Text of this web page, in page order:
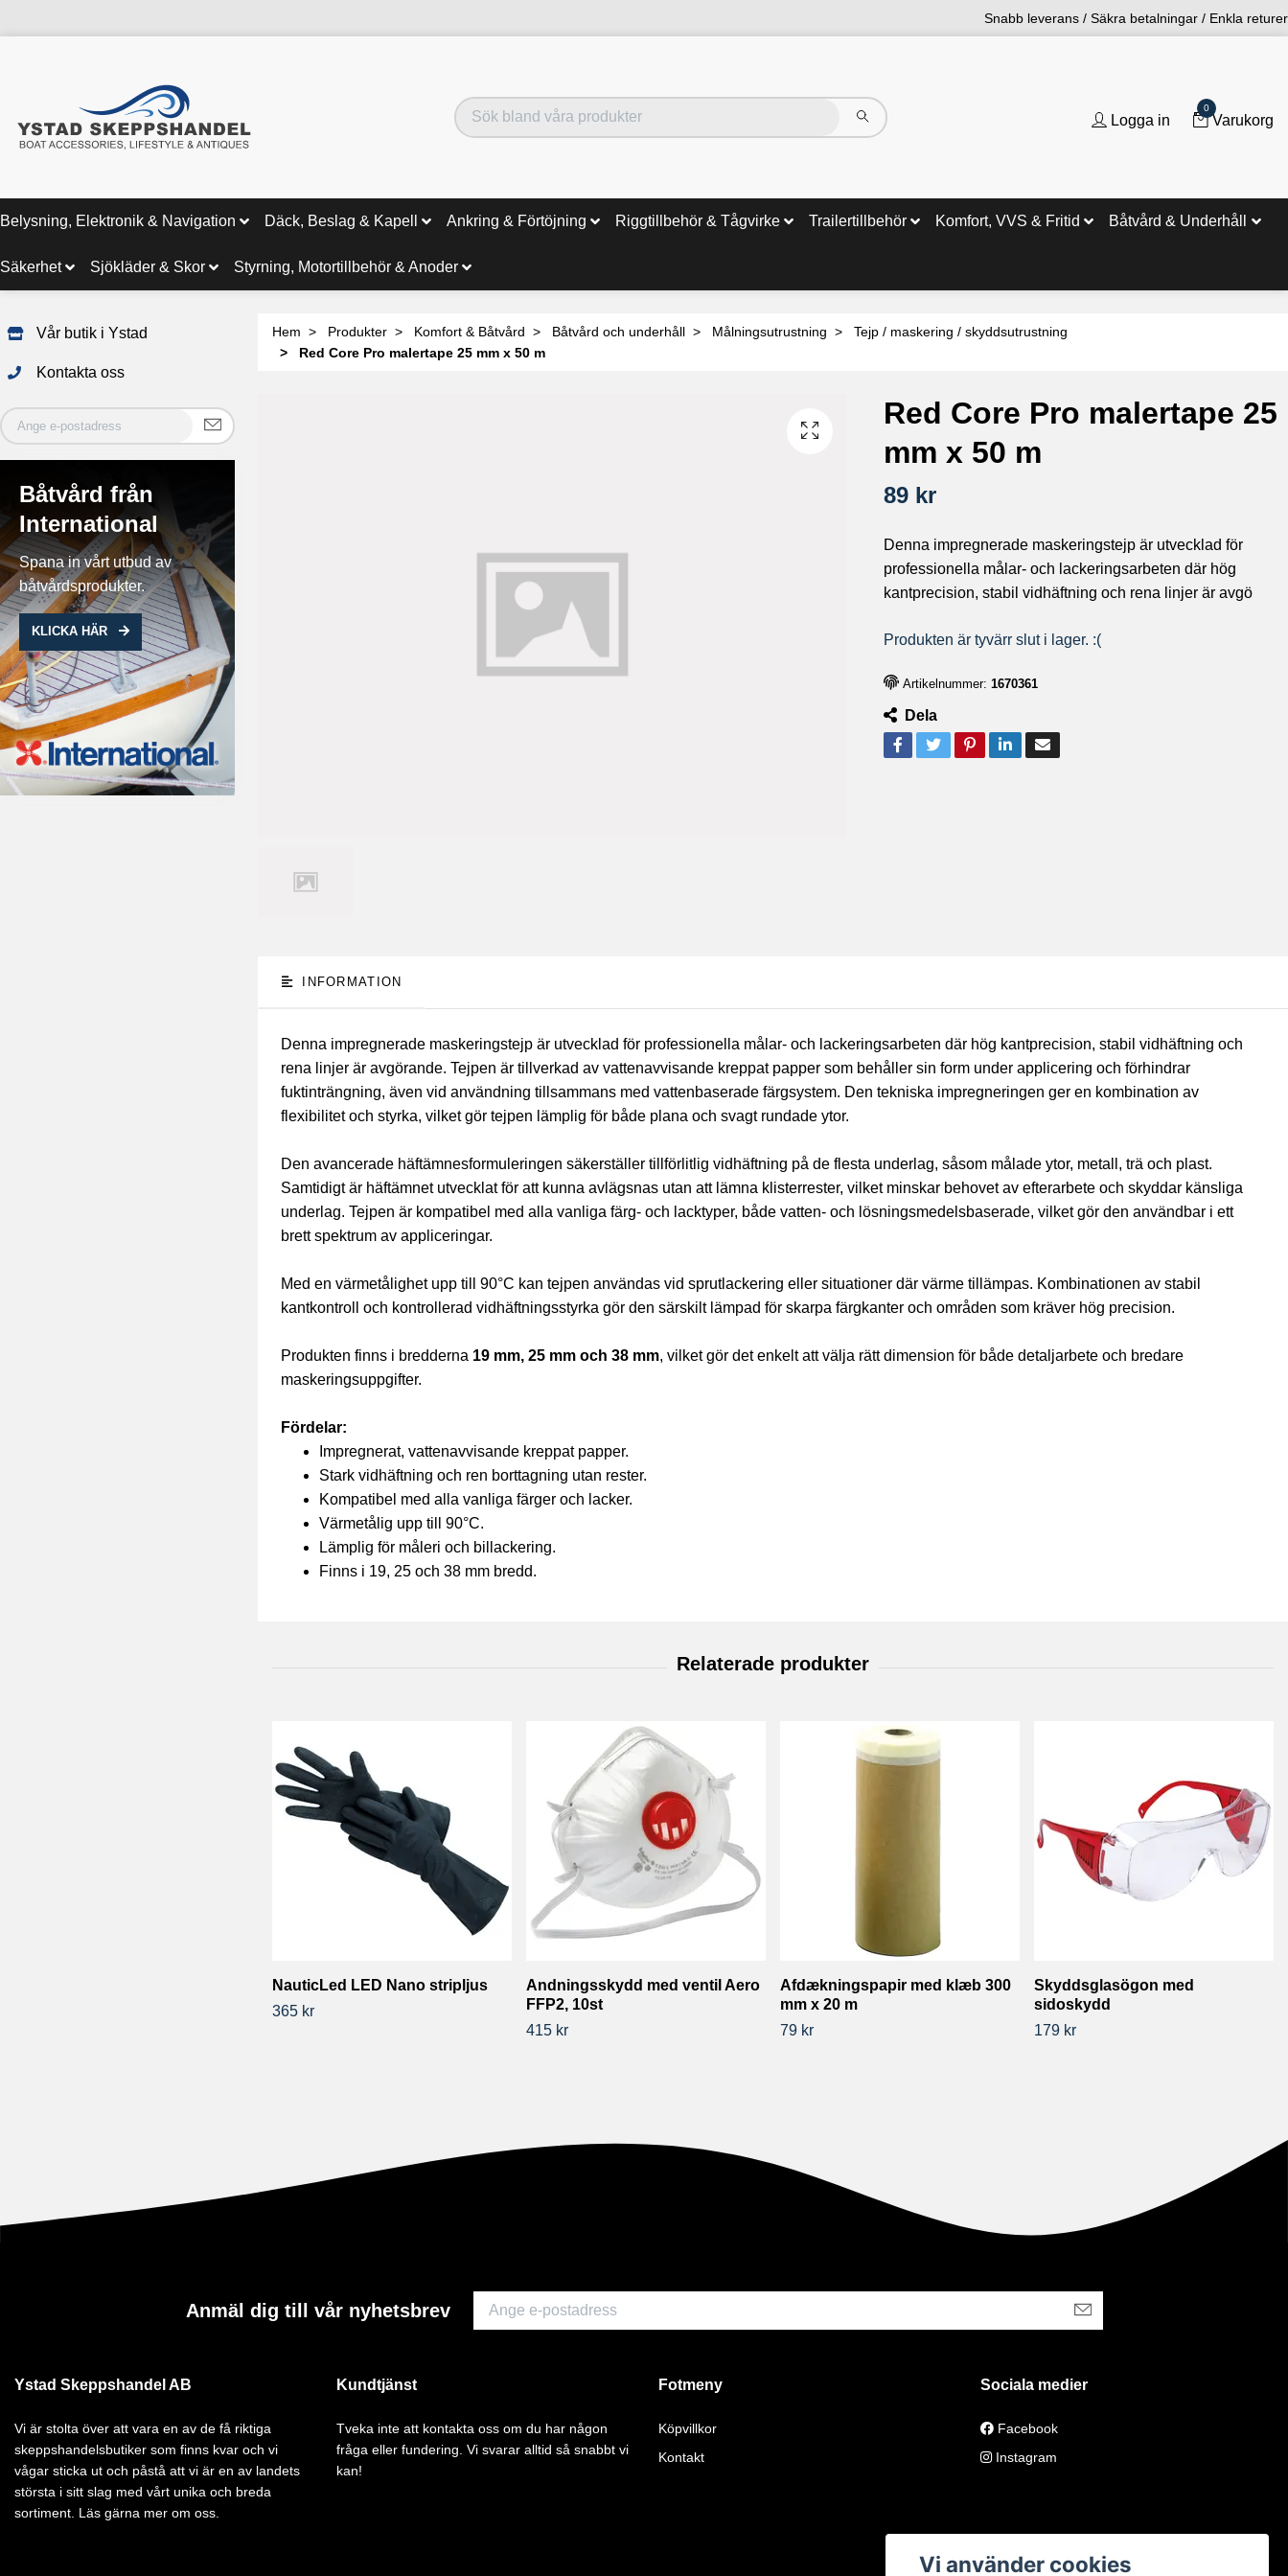
Snabb leverans / Säkra betalningar / Enkla returer
Logga in
0
Varukorg
Belysning, Elektronik & Navigation Däck, Beslag & Kapell Ankring & Förtöjning Riggtillbehör & Tågvirke Trailertillbehör Komfort, VVS & Fritid Båtvård & Underhåll
Säkerhet Sjökläder & Skor Styrning, Motortillbehör & Anoder
Vår butik i Ystad
Kontakta oss
Båtvård från
International
Spana in vårt utbud av
båtvårdsprodukter.
KLICKA HÄR
Hem Produkter Komfort & Båtvård Båtvård och underhåll Målningsutrustning
Tejp / maskering / skyddsutrustning
Red Core Pro malertape 25 mm x 50 m
Red Core Pro malertape 25
mm x 50 m
89 kr
Denna impregnerade maskeringstejp är utvecklad för
professionella målar- och lackeringsarbeten där hög
kantprecision, stabil vidhäftning och rena linjer är avgö
Produkten är tyvärr slut i lager. :(
Artikelnummer: 1670361
Dela
INFORMATION
Denna impregnerade maskeringstejp är utvecklad för professionella målar- och lackeringsarbeten där hög kantprecision, stabil vidhäftning och
rena linjer är avgörande. Tejpen är tillverkad av vattenavvisande kreppat papper som behåller sin form under applicering och förhindrar
fuktinträngning, även vid användning tillsammans med vattenbaserade färgsystem. Den tekniska impregneringen ger en kombination av
flexibilitet och styrka, vilket gör tejpen lämplig för både plana och svagt rundade ytor.
Den avancerade häftämnesformuleringen säkerställer tillförlitlig vidhäftning på de flesta underlag, såsom målade ytor, metall, trä och plast.
Samtidigt är häftämnet utvecklat för att kunna avlägsnas utan att lämna klisterrester, vilket minskar behovet av efterarbete och skyddar känsliga
underlag. Tejpen är kompatibel med alla vanliga färg- och lacktyper, både vatten- och lösningsmedelsbaserade, vilket gör den användbar i ett
brett spektrum av appliceringar.
Med en värmetålighet upp till 90°C kan tejpen användas vid sprutlackering eller situationer där värme tillämpas. Kombinationen av stabil
kantkontroll och kontrollerad vidhäftningsstyrka gör den särskilt lämpad för skarpa färgkanter och områden som kräver hög precision.
Produkten finns i bredderna 19 mm, 25 mm och 38 mm, vilket gör det enkelt att välja rätt dimension för både detaljarbete och bredare
maskeringsuppgifter.
Fördelar:
Impregnerat, vattenavvisande kreppat papper.
Stark vidhäftning och ren borttagning utan rester.
Kompatibel med alla vanliga färger och lacker.
Värmetålig upp till 90°C.
Lämplig för måleri och billackering.
Finns i 19, 25 och 38 mm bredd.
NauticLed LED Nano stripljus
365 kr
Andningsskydd med ventil Aero
FFP2, 10st
415 kr
Afdækningspapir med klæb 300
mm x 20 m
79 kr
Skyddsglasögon med
sidoskydd
179 kr
Anmäl dig till vår nyhetsbrev
Ystad Skeppshandel AB
Vi är stolta över att vara en av de få riktiga
skeppshandelsbutiker som finns kvar och vi
vågar sticka ut och påstå att vi är en av landets
största i sitt slag med vårt unika och breda
sortiment. Läs gärna mer om oss.
Kundtjänst
Tveka inte att kontakta oss om du har någon
fråga eller fundering. Vi svarar alltid så snabbt vi
kan!
Fotmeny
Köpvillkor
Kontakt
Sociala medier
Facebook
Instagram
Vi använder cookies